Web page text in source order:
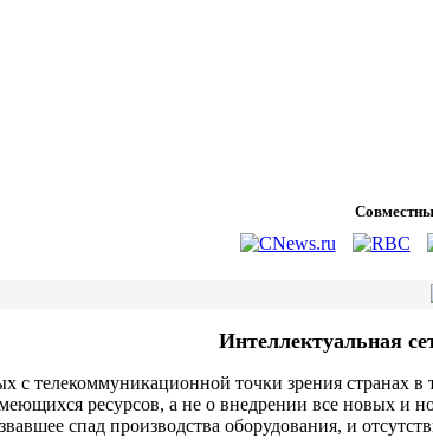
Интеллектуальная
с телекоммуникационной точки зрения странах
ресурсов, а не о внедрении все новых и
спад производства оборудования, и